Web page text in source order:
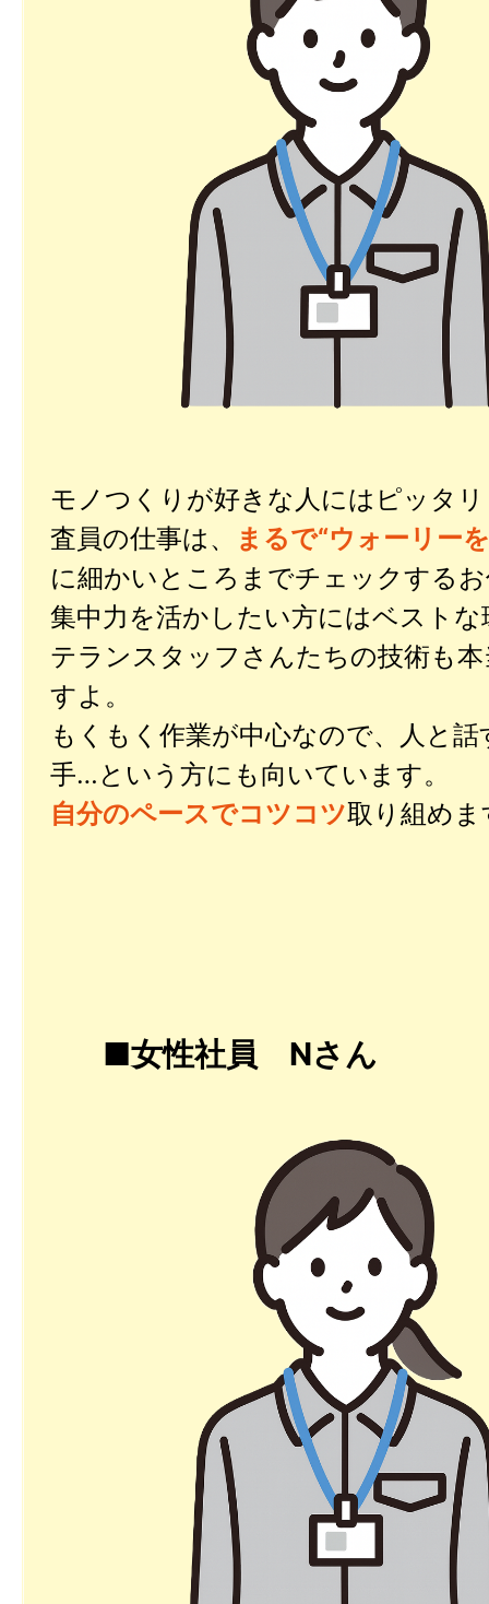
モノつくりが好きな人にはピッタ
査員の仕事は、
まるで“ウォーリー
に細かいところまでチェックする
集中力を活かしたい方にはベスト
テランスタッフさんたちの技術も
すよ。
もくもく作業が中心なので、人と
手…という方にも向いています。
自分のペースでコツコツ取り組めま
■女性社員 Nさん